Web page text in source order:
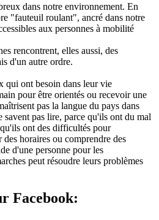
dans notre environnement. En
"fauteuil roulant", ancré dans notre
aux personnes à mobilité
rencontrent, elles aussi, des
d'un autre ordre.
qui ont besoin dans leur vie
pour être orientés ou recevoir une
pas la langue du pays dans
savent pas lire, parce qu'ils ont du mal
ont des difficultés pour
horaires ou comprendre des
d'une personne pour les
peut résoudre leurs problèmes
Facebook: